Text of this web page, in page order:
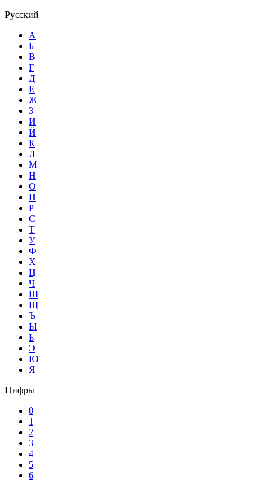
Русский
А
Б
В
Г
Д
Е
Ж
З
И
Й
К
Л
М
Н
О
П
Р
С
Т
У
Ф
Х
Ц
Ч
Ш
Щ
Ъ
Ы
Ь
Э
Ю
Я
Цифры
0
1
2
3
4
5
6